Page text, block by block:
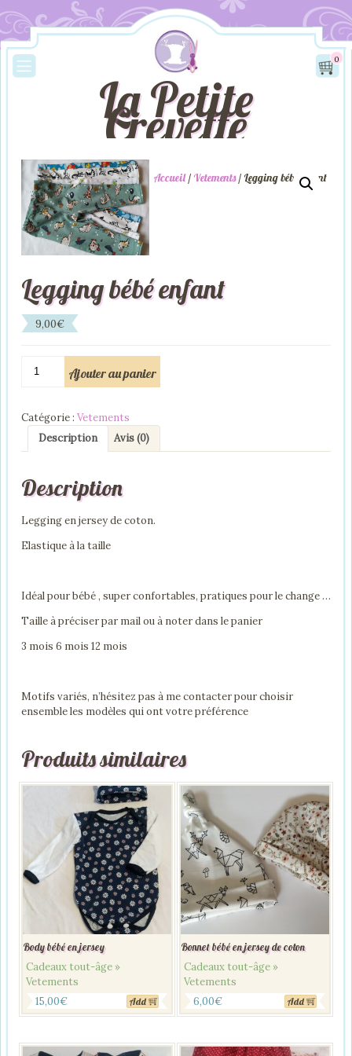
La Petite
Crevette
0
Accueil/ Vetements/ Legging bébé enfant
Legging bébé enfant
9,00€
enfant
Ajouter au panier
Catégorie : Vetements
Description
Avis (0)
Description
Legging en jersey de coton.
Elastique à la taille
Idéal pour bébé , super confortables, pratiques pour le change …
Taille à préciser par mail ou à noter dans le panier
3 mois 6 mois 12 mois
Motifs variés, n’hésitez pas à me contacter pour choisir
ensemble les modèles qui ont votre préférence
Produits similaires
Body bébé en jersey
Cadeaux tout-âge »
Vetements
15,00€ Add
Bonnet bébé en jersey de coton
Cadeaux tout-âge »
Vetements
6,00€ Add